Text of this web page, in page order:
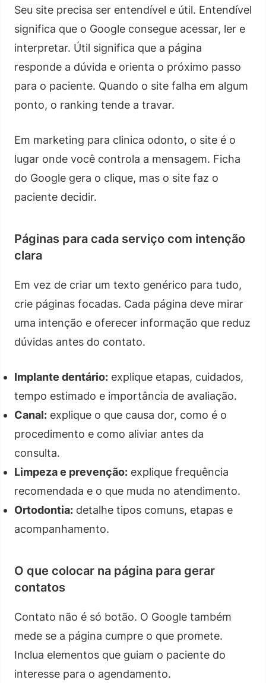
Seu site precisa ser entendível e útil. Entendível
significa que o Google consegue acessar, ler e
interpretar. Útil significa que a página
responde a dúvida e orienta o próximo passo
para o paciente. Quando o site falha em algum
ponto, o ranking tende a travar.
Em marketing para clinica odonto, o site é o
lugar onde você controla a mensagem. Ficha
do Google gera o clique, mas o site faz o
paciente decidir.
Páginas para cada serviço com intenção
clara
Em vez de criar um texto genérico para tudo,
crie páginas focadas. Cada página deve mirar
uma intenção e oferecer informação que reduz
dúvidas antes do contato.
Implante dentário: explique etapas, cuidados,
tempo estimado e importância de avaliação.
Canal: explique o que causa dor, como é o
procedimento e como aliviar antes da
consulta.
Limpeza e prevenção: explique frequência
recomendada e o que muda no atendimento.
Ortodontia: detalhe tipos comuns, etapas e
acompanhamento.
O que colocar na página para gerar
contatos
Contato não é só botão. O Google também
mede se a página cumpre o que promete.
Inclua elementos que guiam o paciente do
interesse para o agendamento.